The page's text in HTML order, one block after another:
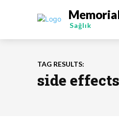
Sağlık
TAG RESULTS:
side